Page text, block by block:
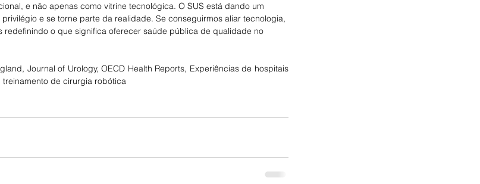
e não apenas como vitrine tecnológica. O SUS está dando um
e se torne parte da realidade. Se conseguirmos aliar tecnologia,
redefinindo o que significa oferecer saúde pública de qualidade no
Journal of Urology, OECD Health Reports, Experiências de hospitais
treinamento de cirurgia robótica